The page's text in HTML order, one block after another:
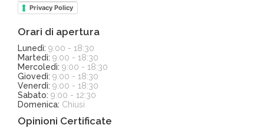
Privacy Policy
Orari di apertura
Lunedì: 9:00 - 18:30
Martedì: 9:00 - 18:30
Mercoledì: 9:00 - 18:30
Giovedì: 9:00 - 18:30
Venerdì: 9:00 - 18:30
Sabato: 9:00 - 12:30
Domenica: Chiusi
Opinioni Certificate